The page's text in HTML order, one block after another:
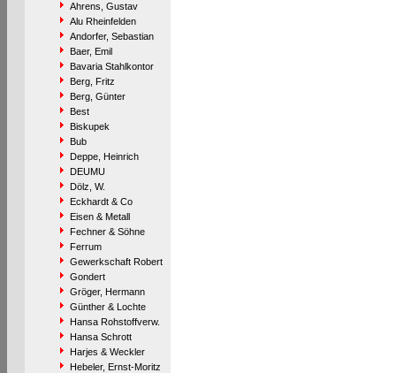
Ahrens, Gustav
Alu Rheinfelden
Andorfer, Sebastian
Baer, Emil
Bavaria Stahlkontor
Berg, Fritz
Berg, Günter
Best
Biskupek
Bub
Deppe, Heinrich
DEUMU
Dölz, W.
Eckhardt & Co
Eisen & Metall
Fechner & Söhne
Ferrum
Gewerkschaft Robert
Gondert
Gröger, Hermann
Günther & Lochte
Hansa Rohstoffverw.
Hansa Schrott
Harjes & Weckler
Hebeler, Ernst-Moritz